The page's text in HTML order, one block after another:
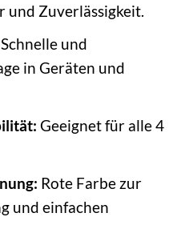
und Zuverlässigkeit.
Schnelle und
in Geräten und
Geeignet für alle 4
Rote Farbe zur
und einfachen